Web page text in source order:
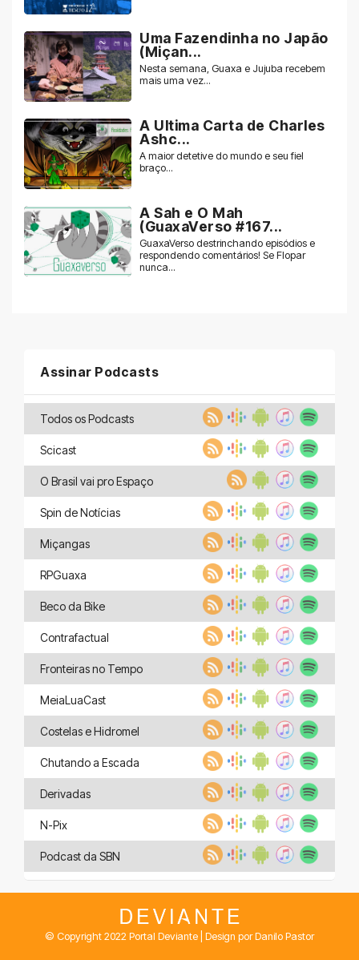
Uma Fazendinha no Japão
(Miçan...
Nesta semana, Guaxa e Jujuba recebem
mais uma vez...
A Ultima Carta de Charles
Ashc...
A maior detetive do mundo e seu fiel
braço...
A Sah e O Mah
(GuaxaVerso #167...
GuaxaVerso destrinchando episódios e
respondendo comentários! Se Flopar
nunca...
Assinar Podcasts
Todos os Podcasts
Scicast
O Brasil vai pro Espaço
Spin de Notícias
Miçangas
RPGuaxa
Beco da Bike
Contrafactual
Fronteiras no Tempo
MeiaLuaCast
Costelas e Hidromel
Chutando a Escada
Derivadas
N-Pix
Podcast da SBN
© Copyright 2022 Portal Deviante | Design por Danilo Pastor